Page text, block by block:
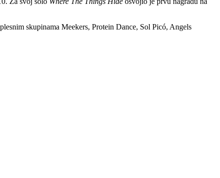
skupinama Meekers, Protein Dance, Sol Picó, Angels